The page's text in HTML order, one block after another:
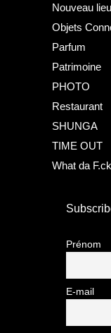
Nouveau lieu
Objets
Parfum
Patrimoine
PHOTO
Restaurant
SHUNGA
TIME OUT
What da
Prénom
E-mail